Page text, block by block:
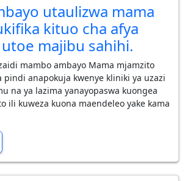
utaulizwa mama
kituo cha afya
majibu sahihi.
mambo ambayo Mama mjamzito
pindi anapokuja kwenye kliniki ya uzazi
na ya lazima yanayopaswa kuongea
ili kuweza kuona maendeleo yake kama